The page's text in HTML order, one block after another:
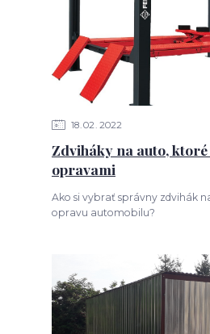
18 02 2022
Zdviháky na auto, ktoré
opravami
Ako si vybrať správny zdvihák
opravu automobilu?